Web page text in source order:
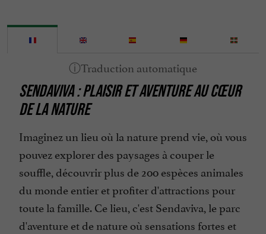
SENDAVIVA : PLAISIR ET AVENTURE AU CŒUR
DE LA NATURE
Imaginez un lieu où la nature prend vie, où vous
pouvez explorer des paysages à couper le
souffle, découvrir plus de 200 espèces animales
du monde entier et profiter d'attractions pour
toute la famille. Ce lieu, c'est Sendaviva, le parc
d'aventure et de nature où sensations fortes et